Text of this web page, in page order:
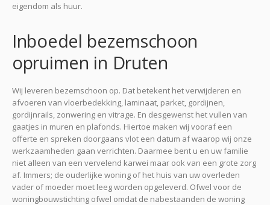
eigendom als huur.
Inboedel bezemschoon
opruimen in Druten
Wij leveren bezemschoon op. Dat betekent het verwijderen en
afvoeren van vloerbedekking, laminaat, parket, gordijnen,
gordijnrails, zonwering en vitrage. En desgewenst het vullen van
gaatjes in muren en plafonds. Hiertoe maken wij vooraf een
offerte en spreken doorgaans vlot een datum af waarop wij onze
werkzaamheden gaan verrichten. Daarmee bent u en uw familie
niet alleen van een vervelend karwei maar ook van een grote zorg
af. Immers; de ouderlijke woning of het huis van uw overleden
vader of moeder moet leeg worden opgeleverd. Ofwel voor de
woningbouwstichting ofwel omdat de nabestaanden de woning